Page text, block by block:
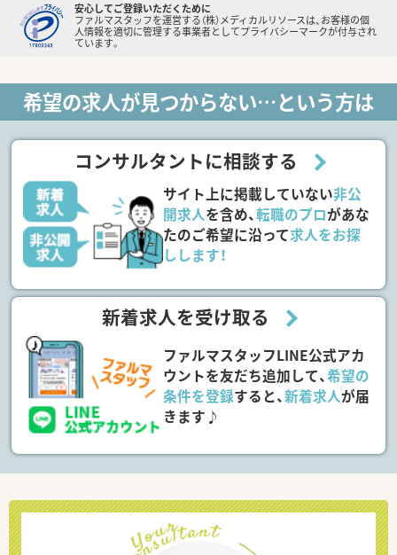
安心してご登録いただくために
ファルマスタッフを運営する（株）メディカルリソースは、お客様の個
人情報を適切に管理する事業者としてプライバシーマークが付与され
ています。
希望の求人が見つからない…という方は
コンサルタントに相談する
サイト上に掲載していない非公
開求人を含め、転職のプロがあな
たのご希望に沿って求人をお探
しします！
新着求人を受け取る
ファルマスタッフLINE公式アカ
ウントを友だち追加して、希望の
条件を登録すると、新着求人が届
きます♪